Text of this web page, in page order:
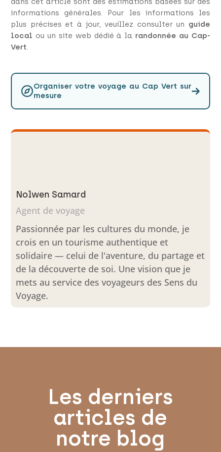
informations générales. Pour les informations les
plus précises et à jour, veuillez consulter un guide
local ou un site web dédié à la randonnée au Cap-
Vert.
Organiser votre voyage au Cap Vert sur
mesure
→
Nolwen Samard
Agent de voyage
Passionnée par les cultures du monde, je
crois en un tourisme authentique et
solidaire — celui de l'aventure, du partage et
de la découverte de soi. Une vision que je
mets au service des voyageurs des Sens du
Voyage.
Les derniers
articles de
notre blog